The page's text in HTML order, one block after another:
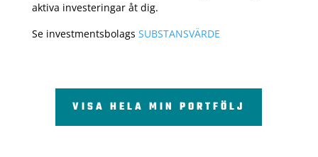
aktiva investeringar åt dig.
Se investmentsbolags SUBSTANSVÄRDE
VISA HELA MIN PORTFÖLJ